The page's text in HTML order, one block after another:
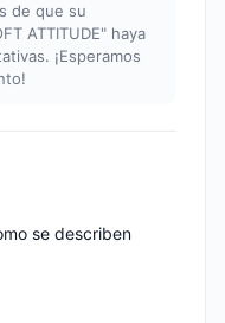
de que su
ATTITUDE" haya
¡Esperamos
se describen